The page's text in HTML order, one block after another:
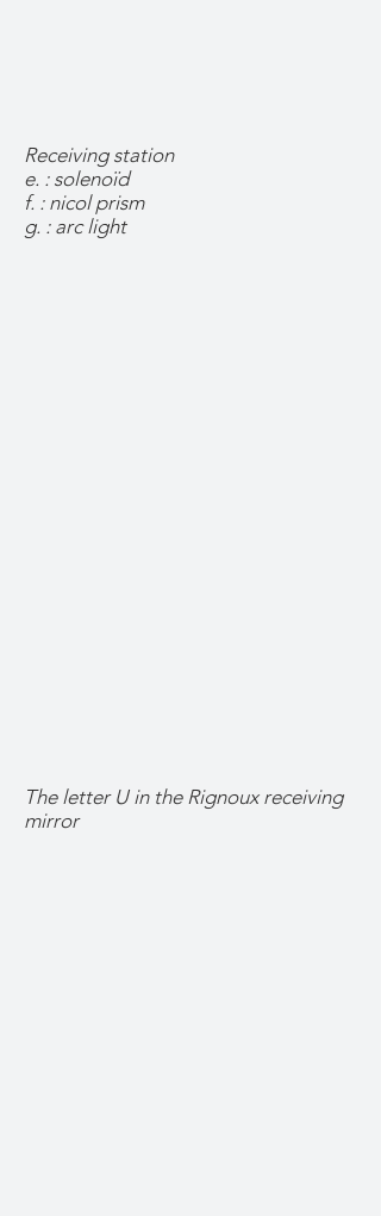
Receiving station
e. : solenoïd
f. : nicol prism
g. : arc light
The letter U in the Rignoux receiving
mirror